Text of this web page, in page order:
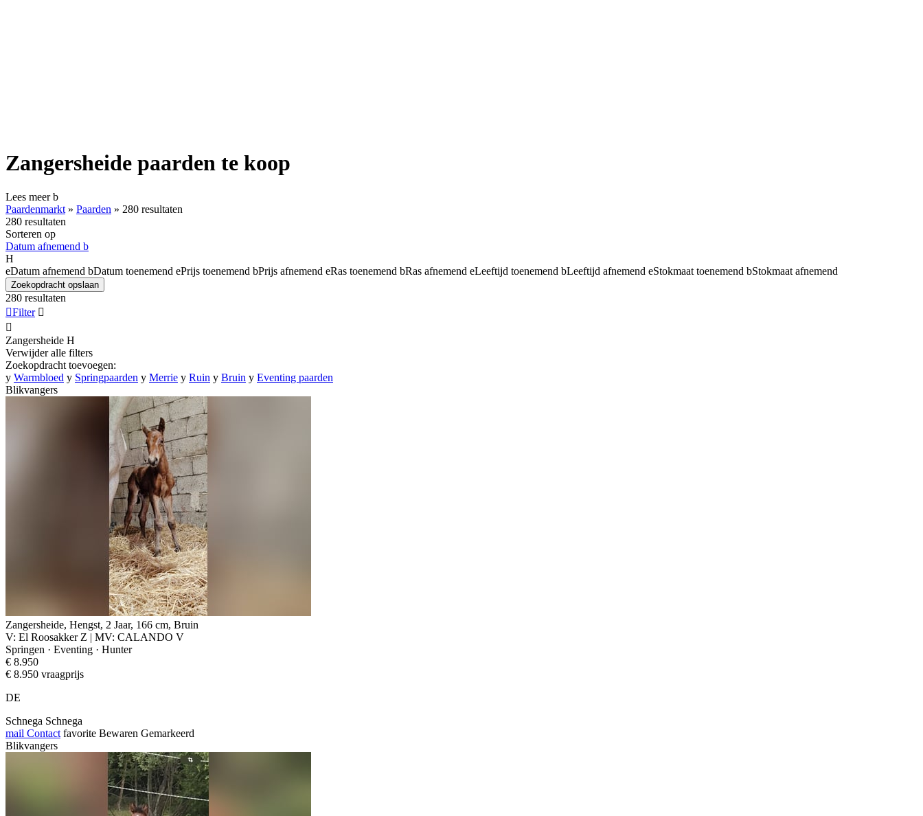
Zangersheide paarden te koop
Lees meerb
Paardenmarkt » Paarden » 280 resultaten
280 resultaten
Sorteren op
Datum afnemend b
H
eDatum afnemend bDatum toenemend ePrijs toenemend bPrijs afnemend eRas toenemend bRas afnemend eLeeftijd toenemend bLeeftijd afnemend eStokmaat toenemend bStokmaat afnemend
Zoekopdracht opslaan
280 resultaten
Filter 

Zangersheide H
Verwijder alle filters
Zoekopdracht toevoegen:
y Warmbloed y Springpaarden y Merrie y Ruin y Bruin y Eventing paarden
Blikvangers
Zangersheide, Hengst, 2 Jaar, 166 cm, Bruin
V: El Roosakker Z | MV: CALANDO V
Springen · Eventing · Hunter
€ 8.950
€ 8.950 vraagprijs
DE
Schnega Schnega
mail Contact favorite Bewaren Gemarkeerd
Blikvangers